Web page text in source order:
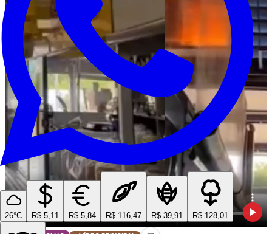
26°C R$ 5,11 R$ 5,84 R$ 116,47 R$ 39,91 R$ 128,01